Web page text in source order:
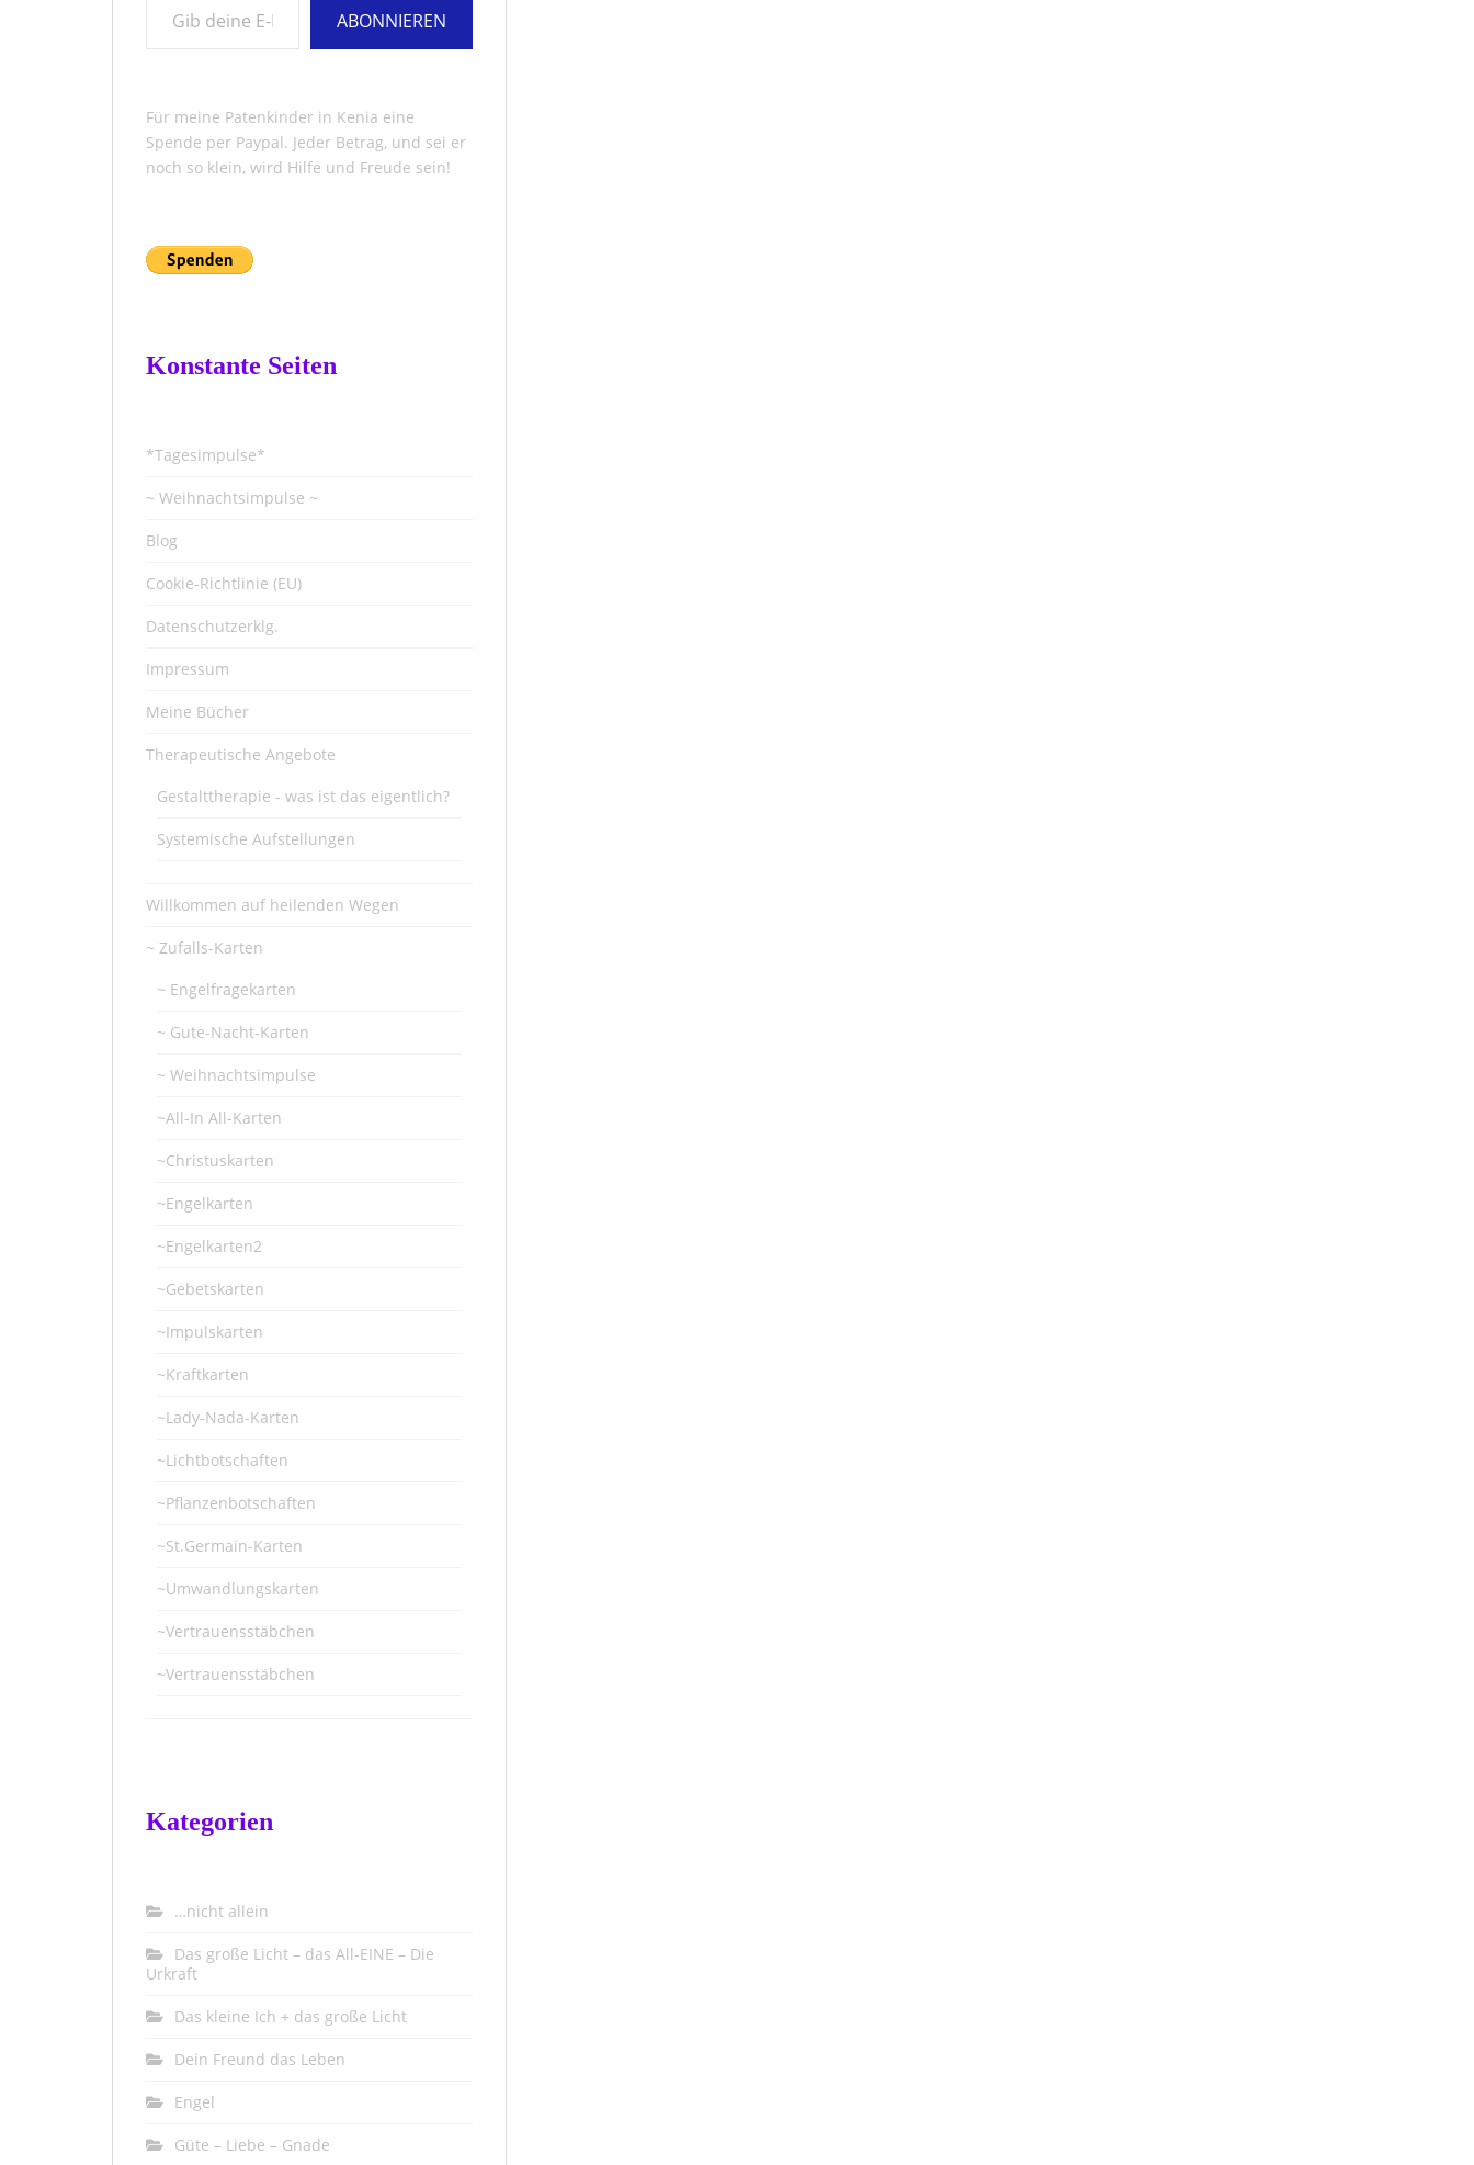
ABONNIEREN
Für meine Patenkinder in Kenia eine
Spende per Paypal. Jeder Betrag, und sei er
noch so klein, wird Hilfe und Freude sein!
Konstante Seiten
*Tagesimpulse*
~ Weihnachtsimpulse ~
Blog
Cookie-Richtlinie (EU)
Datenschutzerklg.
Impressum
Meine Bücher
Therapeutische Angebote
Gestalttherapie - was ist das eigentlich?
Systemische Aufstellungen
Willkommen auf heilenden Wegen
~ Zufalls-Karten
~ Engelfragekarten
~ Gute-Nacht-Karten
~ Weihnachtsimpulse
~All-In All-Karten
~Christuskarten
~Engelkarten
~Engelkarten2
~Gebetskarten
~Impulskarten
~Kraftkarten
~Lady-Nada-Karten
~Lichtbotschaften
~Pflanzenbotschaften
~St.Germain-Karten
~Umwandlungskarten
~Vertrauensstäbchen
~Vertrauensstäbchen
Kategorien
…nicht allein
Das große Licht – das All-EINE – Die
Urkraft
Das kleine Ich + das große Licht
Dein Freund das Leben
Engel
Güte – Liebe – Gnade